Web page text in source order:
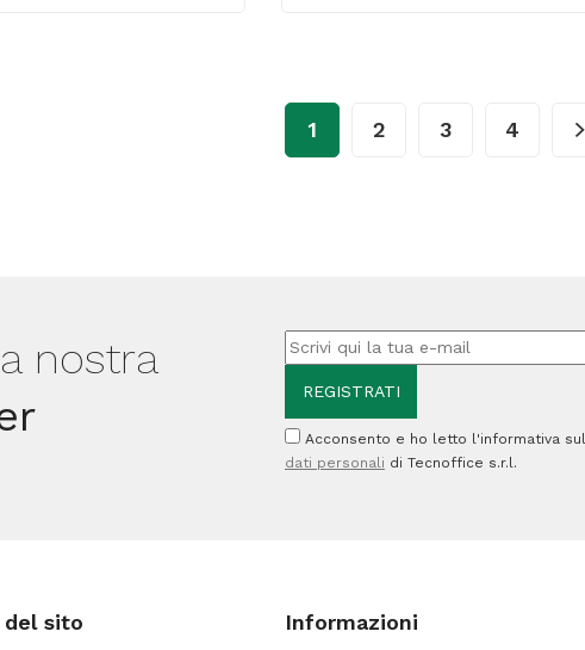
-
-
trasparente
Comet
quantità
1 2 3 4
nostra
Acconsento e ho letto l'informativa sul
dati personali di Tecnoffice s.r.l.
del sito Informazioni